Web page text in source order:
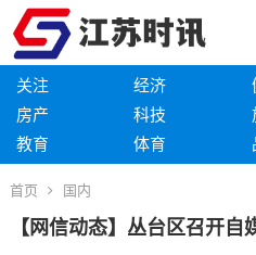
关注 经济
房产
科技
教育
体育
首页 国内
【网信动态】丛台区召开自